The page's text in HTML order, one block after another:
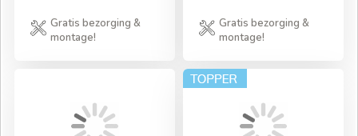
Gratis bezorging &
montage!
Gratis bezorging &
montage!